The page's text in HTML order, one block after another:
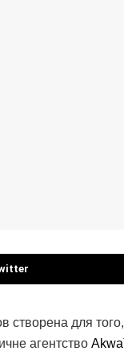
створена для
агентство